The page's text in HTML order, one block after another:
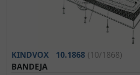
KINDVOX 10.1868 (10/1868)
BANDEJA